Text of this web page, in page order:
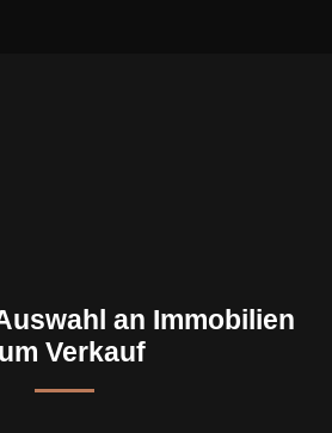
an Immobilien
Verkauf